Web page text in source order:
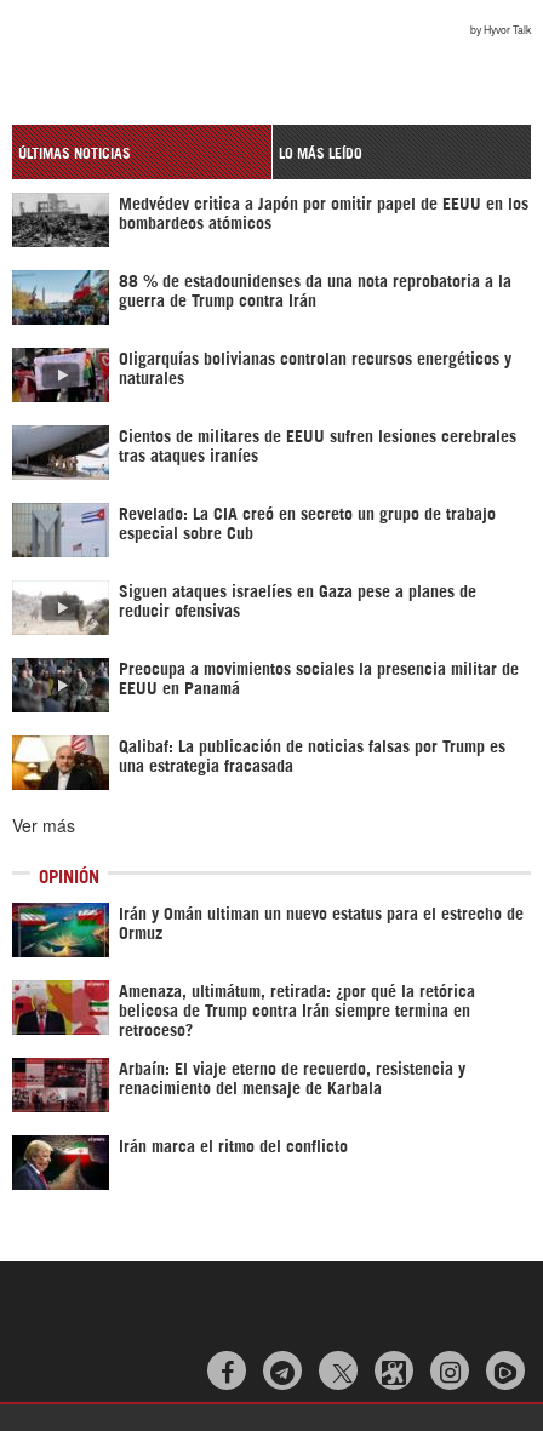
ÚLTIMAS NOTICIAS LO MÁS LEÍDO
Medvédev critica a Japón por omitir papel de EEUU en los
bombardeos atómicos
88 % de estadounidenses da una nota reprobatoria a la
guerra de Trump contra Irán
Oligarquías bolivianas controlan recursos energéticos y
naturales
Cientos de militares de EEUU sufren lesiones cerebrales
tras ataques iraníes
Revelado: La CIA creó en secreto un grupo de trabajo
especial sobre Cub
Siguen ataques israelíes en Gaza pese a planes de
reducir ofensivas
Preocupa a movimientos sociales la presencia militar de
EEUU en Panamá
Qalibaf: La publicación de noticias falsas por Trump es
una estrategia fracasada
Ver más
OPINIÓN
Irán y Omán ultiman un nuevo estatus para el estrecho de
Ormuz
Amenaza, ultimátum, retirada: ¿por qué la retórica
belicosa de Trump contra Irán siempre termina en
retroceso?
Arbaín: El viaje eterno de recuerdo, resistencia y
renacimiento del mensaje de Karbala
Irán marca el ritmo del conflicto
  